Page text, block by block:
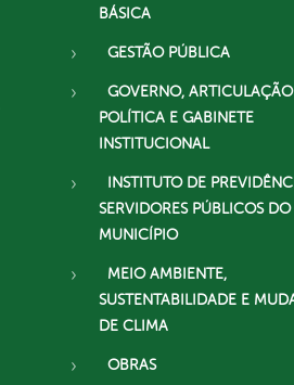
BÁSICA
GESTÃO PÚBLICA
GOVERNO, ARTICULAÇÃO
POLÍTICA E GABINETE
INSTITUCIONAL
INSTITUTO DE
SERVIDORES PÚBLICOS DO
MUNICÍPIO
MEIO AMBIENTE,
SUSTENTABILIDADE E
DE CLIMA
OBRAS